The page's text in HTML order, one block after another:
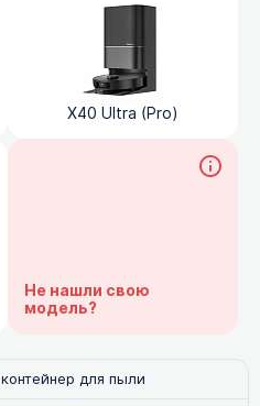
X40 Ultra (Pro)
Не нашли свою
модель?
контейнер для пыли